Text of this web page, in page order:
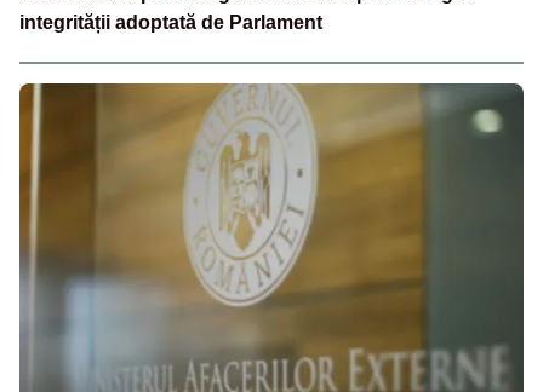
integrității adoptată de Parlament